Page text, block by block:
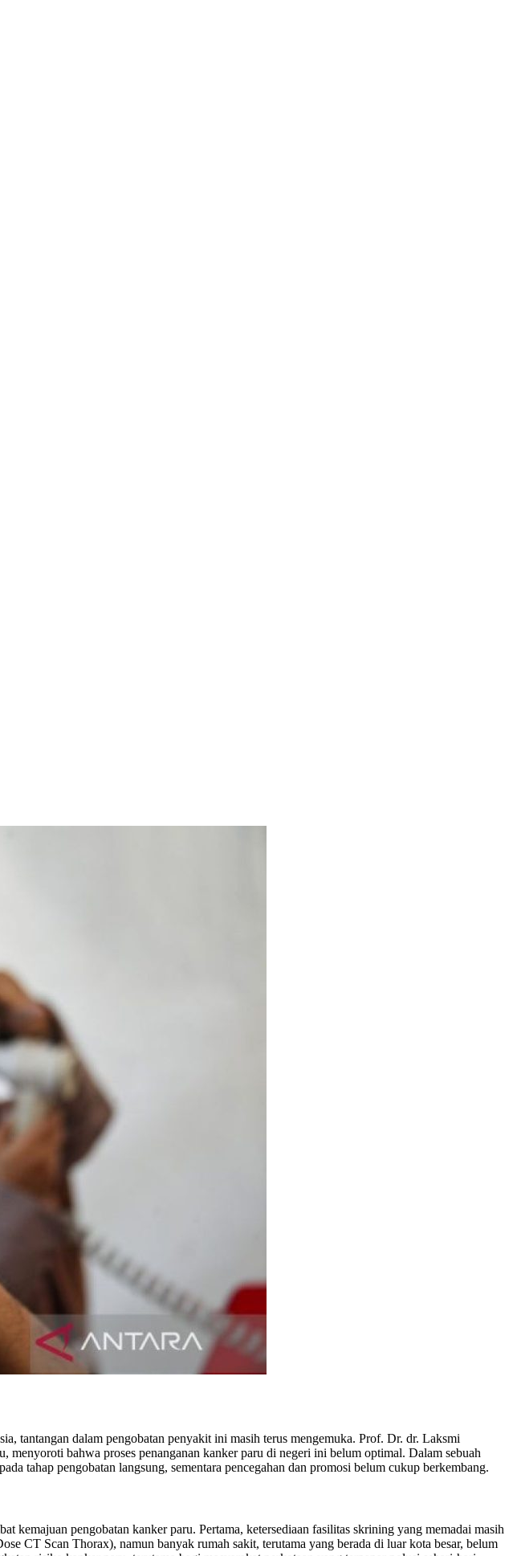
tantangan dalam pengobatan penyakit ini masih terus mengemuka. Prof. Dr. dr. Laksmi
bahwa proses penanganan kanker paru di negeri ini belum optimal. Dalam sebuah
tahap pengobatan langsung, sementara pencegahan dan promosi belum cukup berkembang.
kemajuan pengobatan kanker paru. Pertama, ketersediaan fasilitas skrining yang memadai masih
CT Scan Thorax), namun banyak rumah sakit, terutama yang berada di luar kota besar, belum